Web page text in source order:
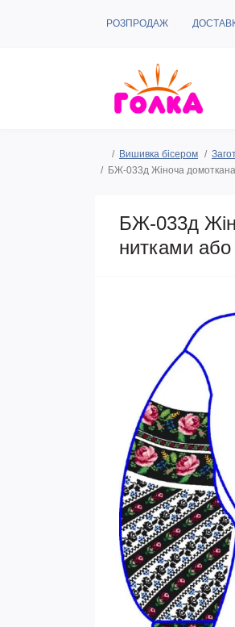
РОЗПРОДАЖ
Вишивка бісером
БЖ-033д Жіноча
БЖ-033д
нитками або